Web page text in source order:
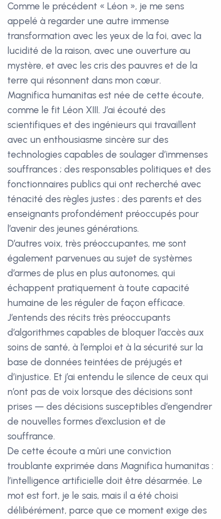
Comme le précédent « Léon », je me sens
appelé à regarder une autre immense
transformation avec les yeux de la foi, avec la
lucidité de la raison, avec une ouverture au
mystère, et avec les cris des pauvres et de la
terre qui résonnent dans mon cœur.
Magnifica humanitas est née de cette écoute,
comme le fit Léon XIII. J’ai écouté des
scientifiques et des ingénieurs qui travaillent
avec un enthousiasme sincère sur des
technologies capables de soulager d’immenses
souffrances ; des responsables politiques et des
fonctionnaires publics qui ont recherché avec
ténacité des règles justes ; des parents et des
enseignants profondément préoccupés pour
l’avenir des jeunes générations.
D’autres voix, très préoccupantes, me sont
également parvenues au sujet de systèmes
d’armes de plus en plus autonomes, qui
échappent pratiquement à toute capacité
humaine de les réguler de façon efficace.
J’entends des récits très préoccupants
d’algorithmes capables de bloquer l’accès aux
soins de santé, à l’emploi et à la sécurité sur la
base de données teintées de préjugés et
d’injustice. Et j’ai entendu le silence de ceux qui
n’ont pas de voix lorsque des décisions sont
prises — des décisions susceptibles d’engendrer
de nouvelles formes d’exclusion et de
souffrance.
De cette écoute a mûri une conviction
troublante exprimée dans Magnifica humanitas :
l’intelligence artificielle doit être désarmée. Le
mot est fort, je le sais, mais il a été choisi
délibérément, parce que ce moment exige des